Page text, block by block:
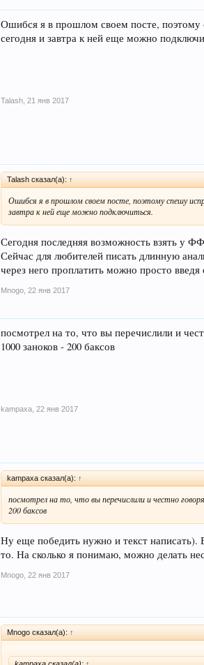
Ошибся я в прошлом своем посте,
сегодня и завтра к ней еще можно
Talash 21 янв 2017
Talash сказал(а): ↑
Ошибся я в прошлом своем посте, поэтому спешу
завтра к ней еще можно подключиться.
Сегодня последняя возможность взять у
Сейчас для любителей писать длинную
через него проплатить можно просто
Mnogo 22 янв 2017
посмотрел на то, что вы перечислили и
1000 заноков - 200 баксов
kampaxa 22 янв 2017
kampaxa сказал(а): ↑
посмотрел на то, что вы перечислили и честно
200 баксов
Ну еще победить нужно и текст
то. На сколько я понимаю, можно делать
Mnogo 22 янв 2017
Mnogo сказал(а): ↑